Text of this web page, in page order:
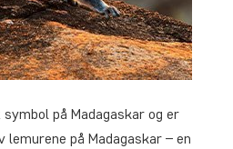
på Madagaskar og er
på Madagaskar – en